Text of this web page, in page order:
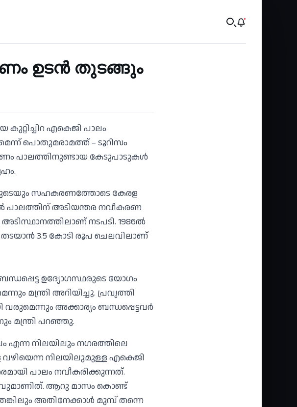
ഉടൻ തുടങ്ങും
എകെജി പാലം
പൊതുമരാമത്ത് – ടൂറിസം
പാലത്തിനുണ്ടായ കേടുപാടുകള്‍
സഹകരണത്തോടെ കേരള
പാലത്തിന് അടിയന്തര നവീകരണ
നടപടി. 1986ല്‍
3.5 കോടി രൂപ ചെലവിലാണ്
ഉദ്യോഗസ്ഥരുടെ യോഗം
മന്ത്രി അറിയിച്ചു. പ്രവൃത്തി
അക്കാര്യം ബന്ധപ്പെട്ടവര്‍
മന്ത്രി പറഞ്ഞു.
എന്ന നിലയിലും നഗരത്തിലെ
നിലയിലുമുള്ള എകെജി
പാലം നവീകരിക്കുന്നത്.
ആറു മാസം കൊണ്ട്
അതിനേക്കാള്‍ മുമ്പ് തന്നെ